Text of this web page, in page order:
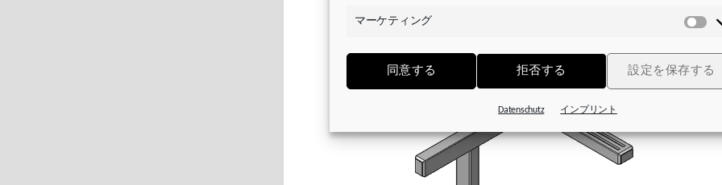
学
マーケティング
ケ
テ
グ
同意する 拒否する 設定を保存する
Datenschutz インプリント